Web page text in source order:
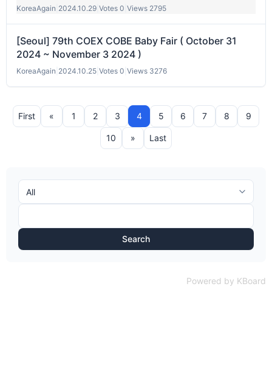
KoreaAgain 2024.10.29 Votes 0 Views 2795
[Seoul] 79th COEX COBE Baby Fair ( October 31
2024 ~ November 3 2024 )
KoreaAgain 2024.10.25 Votes 0 Views 3276
First « 1 2 3 4 5 6 7 8 9
10 » Last
Search
Powered by KBoard